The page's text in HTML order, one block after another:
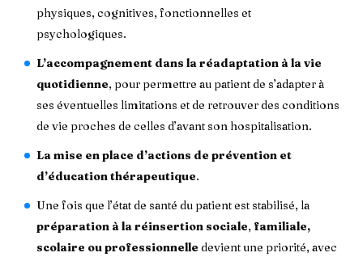
physiques, cognitives, fonctionnelles et
psychologiques.
L’accompagnement dans la réadaptation à la vie
quotidienne, pour permettre au patient de s’adapter à
ses éventuelles limitations et de retrouver des conditions
de vie proches de celles d’avant son hospitalisation.
La mise en place d’actions de prévention et
d’éducation thérapeutique.
Une fois que l’état de santé du patient est stabilisé, la
préparation à la réinsertion sociale, familiale,
scolaire ou professionnelle devient une priorité, avec